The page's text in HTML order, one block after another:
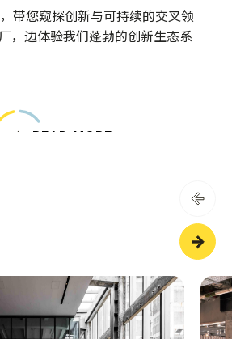
带您窥探创新与可持续的交叉领
，边体验我们蓬勃的创新生态系
READ MORE